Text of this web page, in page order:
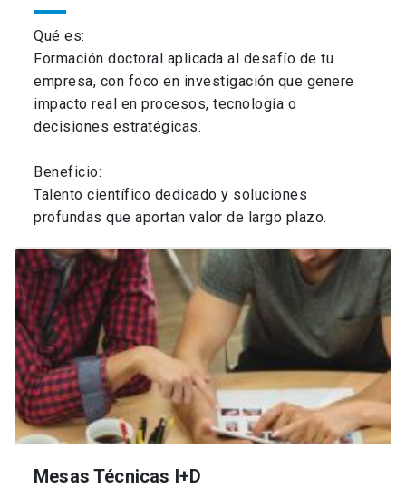
Qué es:
Formación doctoral aplicada al desafío de tu
empresa, con foco en investigación que genere
impacto real en procesos, tecnología o
decisiones estratégicas.
Beneficio:
Talento científico dedicado y soluciones
profundas que aportan valor de largo plazo.
Mesas Técnicas I+D